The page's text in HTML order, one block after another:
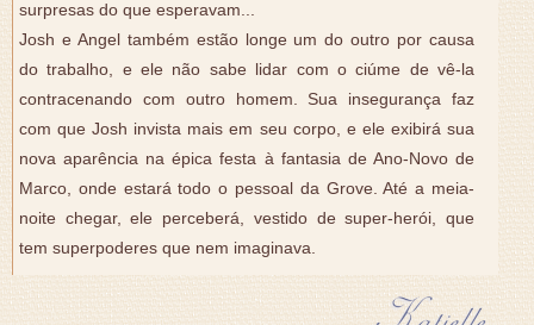
surpresas do que esperavam...
Josh e Angel também estão longe um do outro por causa
do trabalho, e ele não sabe lidar com o ciúme de vê-la
contracenando com outro homem. Sua insegurança faz
com que Josh invista mais em seu corpo, e ele exibirá sua
nova aparência na épica festa à fantasia de Ano-Novo de
Marco, onde estará todo o pessoal da Grove. Até a meia-
noite chegar, ele perceberá, vestido de super-herói, que
tem superpoderes que nem imaginava.